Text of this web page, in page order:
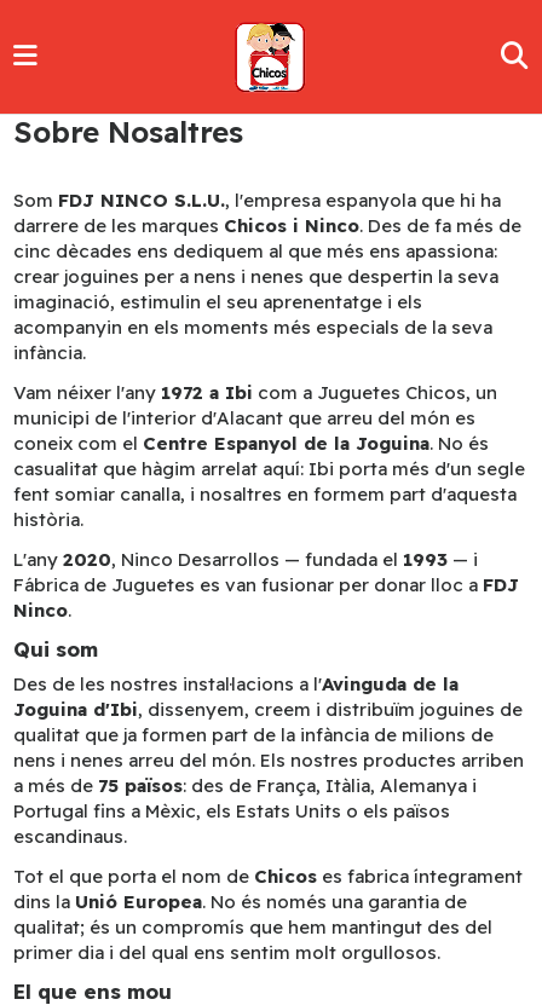
Sobre Nosaltres
Som FDJ NINCO S.L.U., l'empresa espanyola que hi ha
darrere de les marques Chicos i Ninco. Des de fa més de
cinc dècades ens dediquem al que més ens apassiona:
crear joguines per a nens i nenes que despertin la seva
imaginació, estimulin el seu aprenentatge i els
acompanyin en els moments més especials de la seva
infància.
Vam néixer l'any 1972 a Ibi com a Juguetes Chicos, un
municipi de l'interior d'Alacant que arreu del món es
coneix com el Centre Espanyol de la Joguina. No és
casualitat que hàgim arrelat aquí: Ibi porta més d'un segle
fent somiar canalla, i nosaltres en formem part d'aquesta
història.
L'any2020, Ninco Desarrollos — fundada el 1993 — i
Fábrica de Juguetes es van fusionar per donar lloc a FDJ
Ninco.
Qui som
Des de les nostres instal·lacions a l'Avinguda de la
Joguina d'Ibi, dissenyem, creem i distribuïm joguines de
qualitat que ja formen part de la infància de milions de
nens i nenes arreu del món. Els nostres productes arriben
a més de 75 països: des de França, Itàlia, Alemanya i
Portugal fins a Mèxic, els Estats Units o els països
escandinaus.
Tot el que porta el nom de Chicos es fabrica íntegrament
dins la Unió Europea. No és només una garantia de
qualitat; és un compromís que hem mantingut des del
primer dia i del qual ens sentim molt orgullosos.
El que ens mou